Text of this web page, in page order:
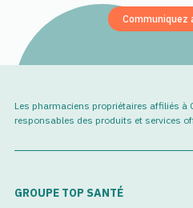
Communiquez
Les pharmaciens propriétaires affiliés à
responsables des produits et services
GROUPE TOP SANTÉ